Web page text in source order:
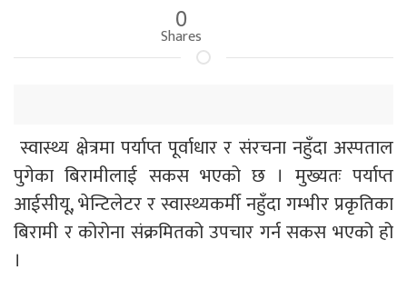
0
Shares
स्वास्थ्य क्षेत्रमा पर्याप्त पूर्वाधार र संरचना नहुँदा अस्पताल
पुगेका बिरामीलाई सकस भएको छ । मुख्यतः पर्याप्त
आईसीयू, भेन्टिलेटर र स्वास्थ्यकर्मी नहुँदा गम्भीर प्रकृतिका
बिरामी र कोरोना संक्रमितको उपचार गर्न सकस भएको हो
।